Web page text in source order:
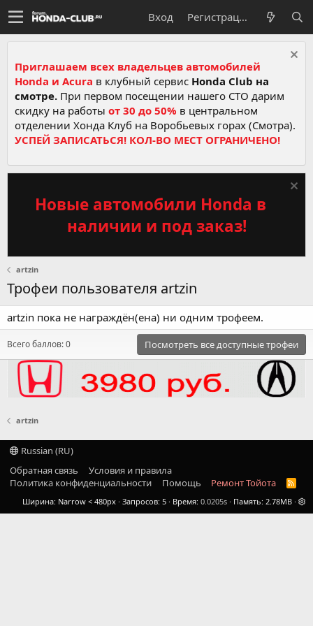
Вход Регистрация
Приглашаем всех владельцев автомобилей
Honda и Acura в клубный сервис Honda Club на
смотре. При первом посещении нашего СТО дарим
скидку на работы от 30 до 50% в центральном
отделении Хонда Клуб на Воробьевых горах (Смотра).
УСПЕЙ ЗАПИСАТЬСЯ! КОЛ-ВО МЕСТ ОГРАНИЧЕНО!
Новые автомобили Honda в
наличии и под заказ!
artzin
Трофеи пользователя artzin
artzin пока не награждён(ена) ни одним трофеем.
Всего баллов: 0 Посмотреть все доступные трофеи
artzin
Russian (RU)
Обратная связь
Условия и правила
Политика конфиденциальности
Помощь Ремонт Тойота
R
S
S
Ширина Запросов 5 Время 0.0205s Память 2.78MB